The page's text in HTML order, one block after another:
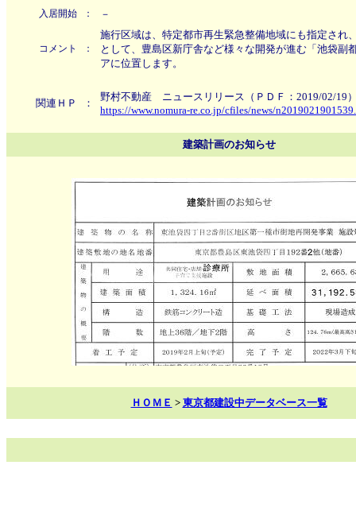
入居開始 ： －
コメント ：
施行区域は、特定都市再生緊急整備地域にも指定され
として、豊島区新庁舎など様々な開発が進む「池袋副
アに位置します。
関連ＨＰ ：
野村不動産 ニュースリリース（ＰＤＦ：2019/02/19
https://www.nomura-re.co.jp/cfiles/news/
建築計画のお知らせ
ＨＯＭＥ > 東京都建設中データベース一覧